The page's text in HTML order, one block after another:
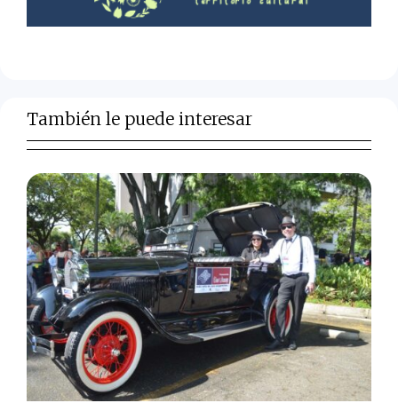
También le puede interesar